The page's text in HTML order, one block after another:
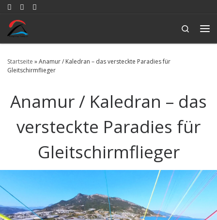
Search
Startseite »Anamur / Kaledran – das versteckte Paradies für
Gleitschirmflieger
Anamur / Kaledran – das
versteckte Paradies für
Gleitschirmflieger